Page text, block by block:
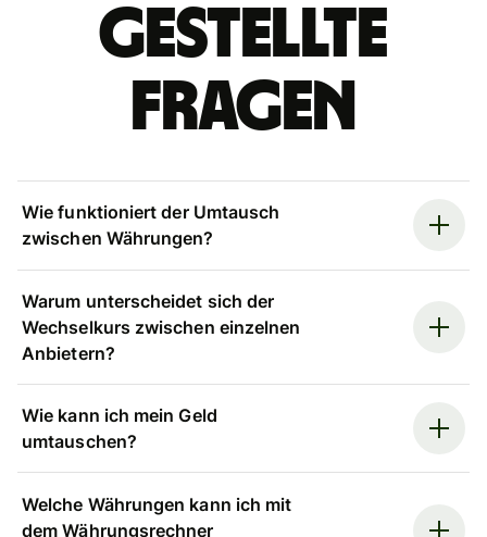
gestellte
Fragen
Wie funktioniert der Umtausch
zwischen Währungen?
Warum unterscheidet sich der
Wechselkurs zwischen einzelnen
Anbietern?
Wie kann ich mein Geld
umtauschen?
Welche Währungen kann ich mit
dem Währungsrechner